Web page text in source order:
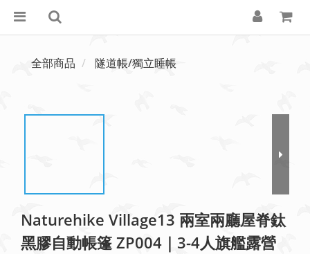
全部商品 隧道帳/獨立睡帳
Naturehike Village13 兩室兩廳屋脊鈦
黑膠自動帳篷 ZP004｜3-4人旗艦露營